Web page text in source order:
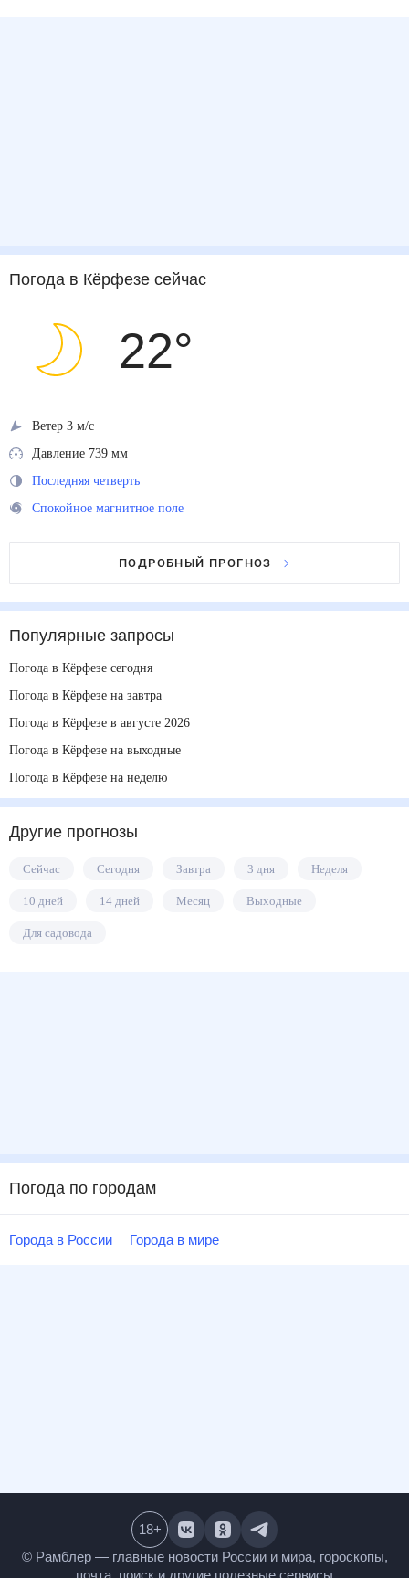
Погода в Кёрфезесейчас
22°
Ветер 3 м/с
Давление 739 мм
Последняя четверть
Спокойное магнитное поле
ПОДРОБНЫЙ ПРОГНОЗ
Популярные запросы
Погода в Кёрфезе сегодня
Погода в Кёрфезе на завтра
Погода в Кёрфезе в августе 2026
Погода в Кёрфезе на выходные
Погода в Кёрфезе на неделю
Другие прогнозы
Сейчас Сегодня Завтра 3 дня Неделя
10 дней 14 дней Месяц Выходные
Для садовода
Погода по городам
Города в России Города в мире
© Рамблер — главные новости России и мира,
18+